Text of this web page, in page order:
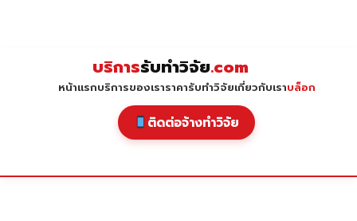
บริการรับทำวิจัย.com
หน้าแรกบริการของเราราคารับทำวิจัยเกี่ยวกับเราบล็อก
ติดต่อจ้างทำวิจัย